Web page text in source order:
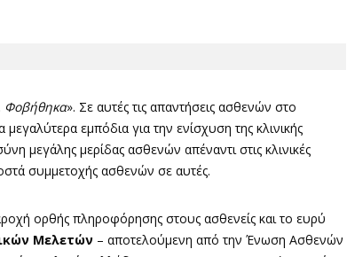
Φοβήθηκα». Σε αυτές τις απαντήσεις ασθενών στο
εμπόδια για την ενίσχυση της κλινικής
μεγάλης μερίδας ασθενών απέναντι στις κλινικές
συμμετοχής ασθενών σε αυτές.
ορθής πληροφόρησης στους ασθενείς και το ευρύ
Μελετών – αποτελούμενη από την Ένωση Ασθενών